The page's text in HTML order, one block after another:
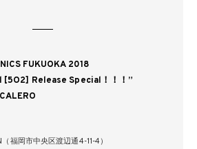
FUKUOKA 2018
Release Special！！！”
福岡市中央区渡辺通4-11-4）